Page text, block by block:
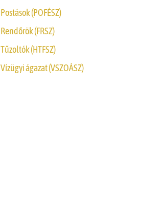
Postások (POFÉSZ)
Rendőrök (FRSZ)
Tűzoltók (HTFSZ)
Vízügyi ágazat (VSZOÁSZ)